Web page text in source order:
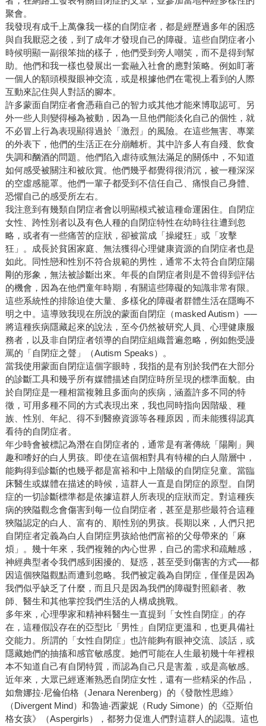
聚會。
我發現有成千上萬像我一樣的自閉症者，都是經歷過多年的困惑
與自我厭惡之後，到了成年才發現自己的障礙。這些自閉症者小
時候明顯一副很笨拙的樣子，他們受到旁人嘲笑，而不是得到幫
助。他們和我一樣也發展出一套融入社會的應對策略。例如盯著
一個人的額頭模擬眼神交流，或是根據他們在電視上看到的人際
互動來記住與人對話的腳本。
許多蒙面自閉症者會憑藉自己的智力或其他才能來博取認可。另
外一些人則變得極為被動，因為一旦他們能淡化自己的個性，就
不必冒上行為表現顯得過於「激烈」的風險。在這些無害、專業
的外表下，他們的生活正在分崩離析。其中許多人有自殘、飲食
失調和酗酒的問題。他們陷入虐待或無法滿足的關係中，不知道
如何感受被關注和被欣賞。他們幾乎都覺得很消沉，被一種深深
的空虛感籠罩。他們一輩子都受到不信任自己、痛恨自己身體、
恐懼自己的感受所左右。
我注意到有幾類自閉症者會以明顯模式被這種命運困住。自閉症
女性、跨性別者以及有色人種的自閉症特性在幼時往往遭到忽
略，或者有一些痛苦的症狀，卻被當成「操縱狂」或「攻擊
狂」。成長於貧困家庭、無法獲得心理健康資源的自閉症者也是
如此。同性戀和性別不符合規範的男性，通常不太符合自閉症陽
剛的形象，無法被診斷出來。年長的自閉症者則是不曾得到評估
的機會，因為在他們童年時期，有關這些障礙的知識非常有限。
這些系統性的排除迫使大量、多樣化的障礙者群體生活在隱晦不
明之中。這導致我現在所說的蒙面自閉症（masked Autism）──
將這種疾病隱藏起來的說法，至今仍然被研究人員、心理健康服
務者，以及非自閉症者領導的自閉症組織普遍忽略，例如飽受謾
罵的「自閉症之聲」（Autism Speaks）。
當我使用蒙面自閉症這個字眼時，我指的是有別於我們在大部分
的診斷工具和幾乎所有媒體描述自閉症時所呈現的標準面貌。由
於自閉症是一種相當複雜且多面向的疾病，涵蓋許多不同的特
徵，可用多種不同的方式表現出來，我也同時指向因階級、種
族、性別、年紀、得不到醫療資源等各種原因，而未能獲得認真
看待的自閉症者。
年少時會被標記為潛在自閉症者的，通常是有著傳統「陽剛」興
趣和嗜好的白人男孩。即使在這個相對具有特權的白人階層中，
能夠得到診斷的也幾乎都是富裕和中上階級的自閉症兒童。當臨
床醫生或媒體在描述的時候，這群人一直是自閉症的原型。自閉
症的一切診斷標準都是依據這群人所表現的症狀而定。對這種疾
病的狹隘觀念會傷害到每一位自閉症者，甚至是那些最符合這種
狹隘認定的白人、富有的、順性別的男孩。長期以來，人們只把
自閉症者定義為白人自閉症男孩給他們富裕的父母帶來的「麻
煩」。幾十年來，我們複雜的內心世界，自己的需求和疏離感，
神經典型者令我們感到困擾的、疑惑，甚至受到傷害的方式──都
因這個狹隘觀點而遭到忽略。我們被定義為自閉症，僅僅是因為
我們似乎缺乏了什麼，而且只是因為我們的障礙對照顧者、教
師、醫生和其他掌控我們生活的人構成挑戰。
多年來，心理學家和精神科醫生一直提到「女性自閉症」的存
在，這種假設存在的亞型比「男性」自閉症更溫和，也更具備社
交能力。所謂的「女性自閉症」也許能夠有眼神交流、談話，或
隱藏她們的抽搐和感官敏感度。她們可能在人生最初幾十年裡根
本不知道自己有自閉特質，而認為自己只是害羞，或是高敏感。
近年來，大眾已經逐漸熟悉自閉症女性，還有一些精采的作品，
如詹娜拉‧尼倫伯格（Jenara Nerenberg）的《發散性思維》
（Divergent Mind）和魯迪‧西蒙妮（Rudy Simone）的《亞斯伯
格女孩》（Aspergirls），都努力促進人們對這群人的認識。這也